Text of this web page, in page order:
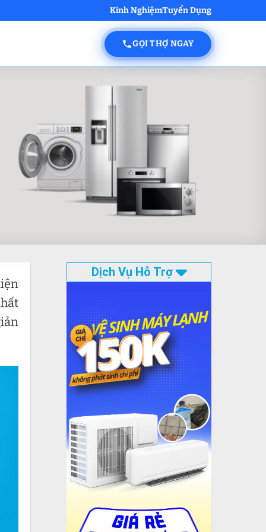
Kinh NghiệmTuyển Dụng
GỌI THỢ NGAY
Dịch Vụ Hỗ Trợ